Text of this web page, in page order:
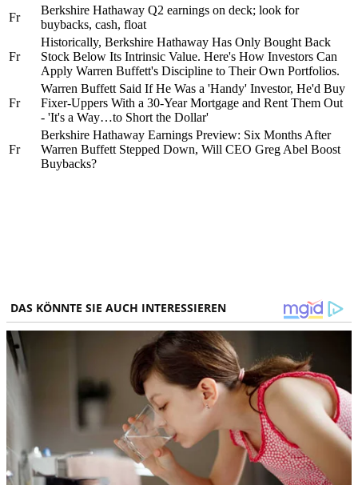
Fr
Berkshire Hathaway Q2 earnings on deck; look for
buybacks, cash, float
Fr
Historically, Berkshire Hathaway Has Only Bought Back
Stock Below Its Intrinsic Value. Here's How Investors Can
Apply Warren Buffett's Discipline to Their Own Portfolios.
Fr
Warren Buffett Said If He Was a 'Handy' Investor, He'd Buy
Fixer-Uppers With a 30-Year Mortgage and Rent Them Out
- 'It's a Way…to Short the Dollar'
Fr
Berkshire Hathaway Earnings Preview: Six Months After
Warren Buffett Stepped Down, Will CEO Greg Abel Boost
Buybacks?